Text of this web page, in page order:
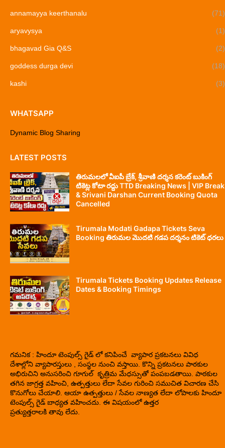
annamayya keerthanalu (71)
aryavysya (1)
bhagavad Gia Q&S (2)
goddess durga devi (18)
kashi (3)
WHATSAPP
Dynamic Blog Sharing
LATEST POSTS
తిరుమలలో వీఐపీ బ్రేక్, శ్రీవాణి దర్శన కరెంట్ బుకింగ్
టికెట్ల కోటా రద్దు TTD Breaking News | VIP Break
& Srivani Darshan Current Booking Quota
Cancelled
Tirumala Modati Gadapa Tickets Seva
Booking తిరుమల మొదటి గడప దర్శనం టికెట్ ధరలు
Tirumala Tickets Booking Updates Release
Dates & Booking Timings
గమనిక : హిందూ టెంపుల్స్ గైడ్ లో కనిపించే వ్యాపార ప్రకటనలు వివిధ
దేశాల్లోని వ్యాపారస్తులు , సంస్థల నుంచి వస్తాయి. కొన్ని ప్రకటనలు పాఠకుల
అభిరుచిని అనుసరించి గూగుల్ కృత్రిమ మేధస్సుతో పంపబడతాయి. పాఠకుల
తగిన జాగ్రత్త వహించి, ఉత్పత్తులు లేదా సేవల గురించి సముచిత విచారణ చేసి
కొనుగోలు చేయాలి. ఆయా ఉత్పత్తులు / సేవల నాణ్యత లేదా లోపాలకు హిందూ
టెంపుల్స్ గైడ్ బాధ్యత వహించదు. ఈ విషయంలో ఉత్తర
ప్రత్యుత్తరాలకి తావు లేదు.